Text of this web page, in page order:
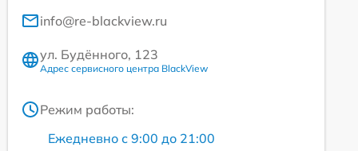
info@re-blackview.ru
ул. Будённого, 123
Адрес сервисного центра BlackView
Режим работы:
Ежедневно с 9:00 до 21:00